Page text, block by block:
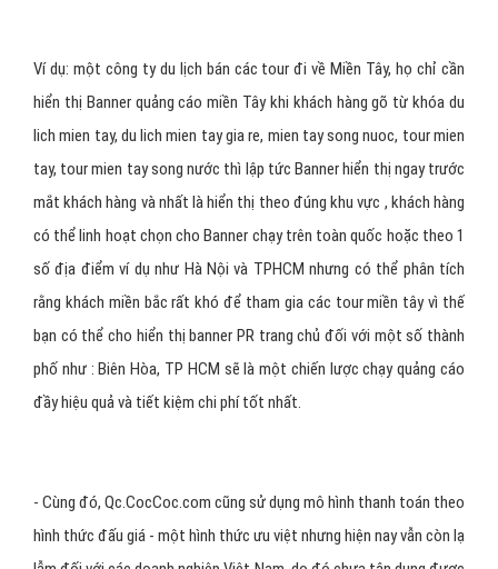
Ví dụ: một công ty du lịch bán các tour đi về Miền Tây, họ chỉ cần
hiển thị Banner quảng cáo miền Tây khi khách hàng gõ từ khóa du
lich mien tay, du lich mien tay gia re, mien tay song nuoc, tour mien
tay, tour mien tay song nước thì lập tức Banner hiển thị ngay trước
mắt khách hàng và nhất là hiển thị theo đúng khu vực , khách hàng
có thể linh hoạt chọn cho Banner chạy trên toàn quốc hoặc theo 1
số địa điểm ví dụ như Hà Nội và TPHCM nhưng có thể phân tích
rằng khách miền bắc rất khó để tham gia các tour miền tây vì thế
bạn có thể cho hiển thị banner PR trang chủ đối với một số thành
phố như : Biên Hòa, TP HCM sẽ là một chiến lược chạy quảng cáo
đầy hiệu quả và tiết kiệm chi phí tốt nhất.
- Cùng đó, Qc.CocCoc.com cũng sử dụng mô hình thanh toán theo
hình thức đấu giá - một hình thức ưu việt nhưng hiện nay vẫn còn lạ